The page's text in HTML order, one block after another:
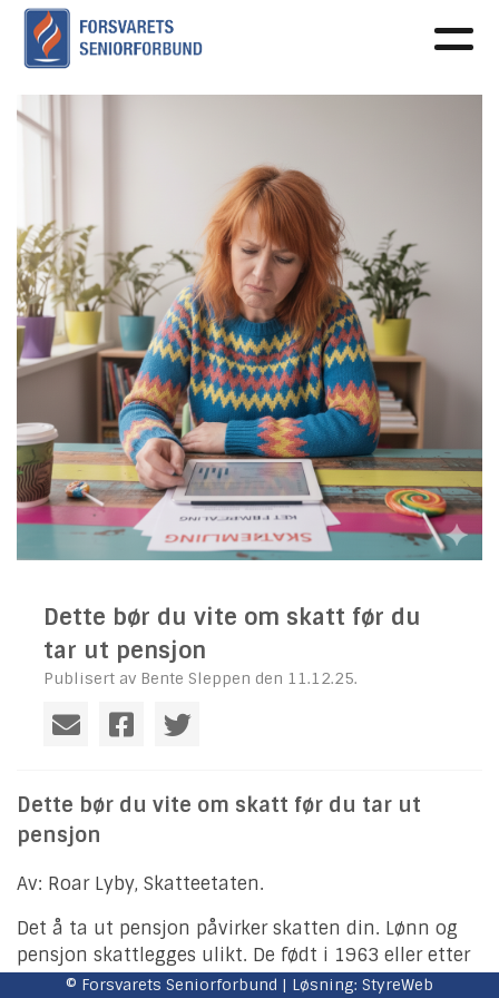
Dette bør du vite om skatt før du
tar ut pensjon
Publisert av Bente Sleppen den 11.12.25.
Dette bør du vite om skatt før du tar ut
pensjon
Av: Roar Lyby, Skatteetaten.
Det å ta ut pensjon påvirker skatten din. Lønn og
pensjon skattlegges ulikt. De født i 1963 eller etter
kan i tillegg jobbe og ta ut pensjon samtidig.
© Forsvarets Seniorforbund | Løsning: StyreWeb